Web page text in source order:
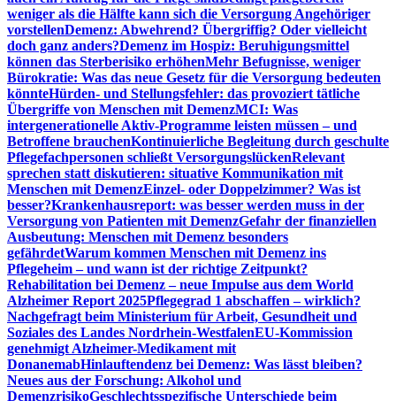
weniger als die Hälfte kann sich die Versorgung Angehöriger
vorstellenDemenz: Abwehrend? Übergriffig? Oder vielleicht
doch ganz anders?Demenz im Hospiz: Beruhigungsmittel
können das Sterberisiko erhöhenMehr Befugnisse, weniger
Bürokratie: Was das neue Gesetz für die Versorgung bedeuten
könnteHürden- und Stellungsfehler: das provoziert tätliche
Übergriffe von Menschen mit DemenzMCI: Was
intergenerationelle Aktiv-Programme leisten müssen – und
Betroffene brauchenKontinuierliche Begleitung durch geschulte
Pflegefachpersonen schließt VersorgungslückenRelevant
sprechen statt diskutieren: situative Kommunikation mit
Menschen mit DemenzEinzel- oder Doppelzimmer? Was ist
besser?Krankenhausreport: was besser werden muss in der
Versorgung von Patienten mit DemenzGefahr der finanziellen
Ausbeutung: Menschen mit Demenz besonders
gefährdetWarum kommen Menschen mit Demenz ins
Pflegeheim – und wann ist der richtige Zeitpunkt?
Rehabilitation bei Demenz – neue Impulse aus dem World
Alzheimer Report 2025Pflegegrad 1 abschaffen – wirklich?
Nachgefragt beim Ministerium für Arbeit, Gesundheit und
Soziales des Landes Nordrhein-WestfalenEU-Kommission
genehmigt Alzheimer-Medikament mit
DonanemabHinlauftendenz bei Demenz: Was lässt bleiben?
Neues aus der Forschung: Alkohol und
DemenzrisikoGeschlechtsspezifische Unterschiede beim